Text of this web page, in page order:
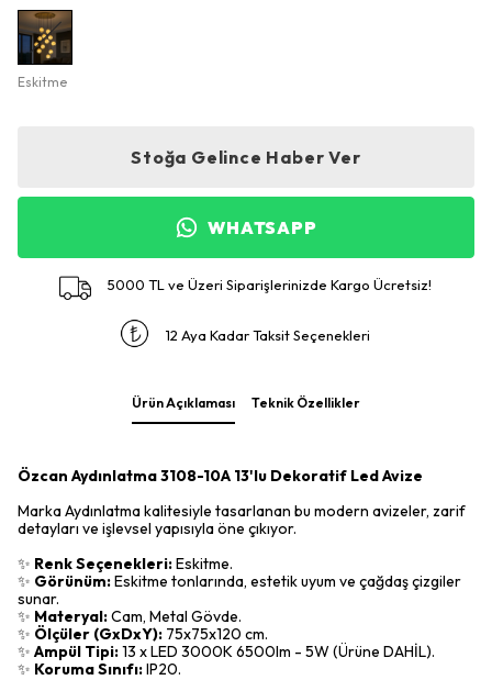
Eskitme
Stoğa Gelince Haber Ver
WHATSAPP
5000 TL ve Üzeri Siparişlerinizde Kargo Ücretsiz!
12 Aya Kadar Taksit Seçenekleri
Ürün Açıklaması Teknik Özellikler
Özcan Aydınlatma 3108-10A 13'lu Dekoratif Led Avize
Marka Aydınlatma kalitesiyle tasarlanan bu modern avizeler, zarif
detayları ve işlevsel yapısıyla öne çıkıyor.
✨ Renk Seçenekleri:Eskitme.
✨ Görünüm:Eskitme tonlarında, estetik uyum ve çağdaş çizgiler
sunar.
✨ Materyal:Cam, Metal Gövde.
✨ Ölçüler (GxDxY): 75x75x120 cm.
✨ Ampül Tipi:13 x LED 3000K 6500lm - 5W (Ürüne DAHİL).
✨ Koruma Sınıfı:IP20.